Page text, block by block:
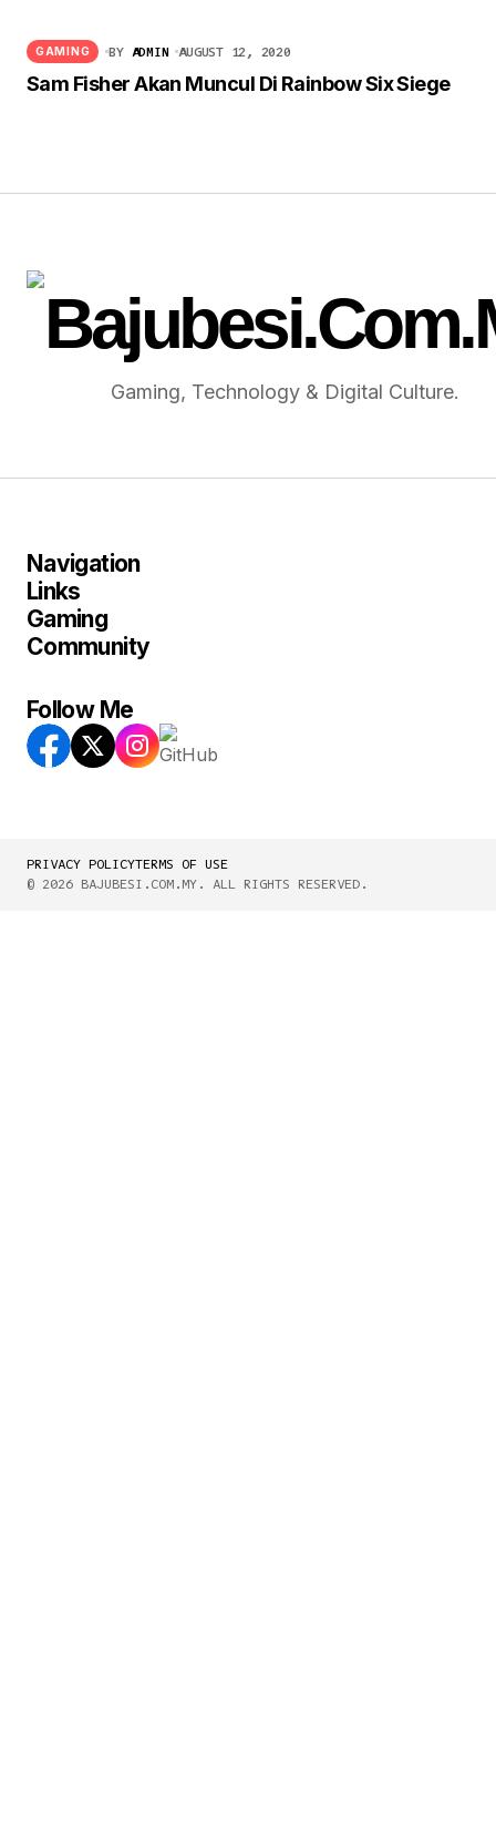
GAMING BY ADMIN AUGUST 12, 2020
Sam Fisher Akan Muncul Di Rainbow Six Siege
Gaming, Technology & Digital Culture.
Navigation
Links
Gaming
Community
Follow Me
PRIVACY POLICYTERMS OF USE
© 2026 BAJUBESI.COM.MY. ALL RIGHTS RESERVED.